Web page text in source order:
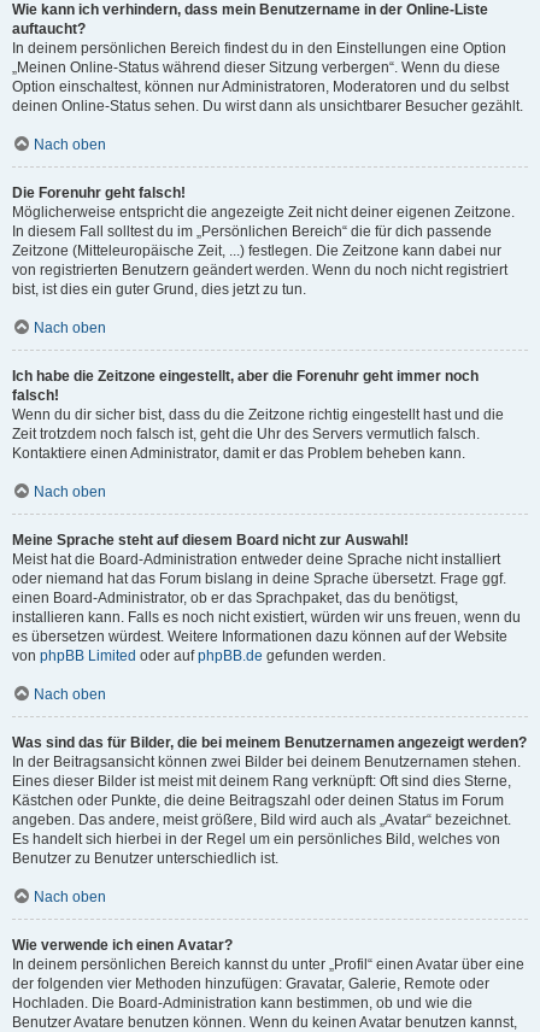
Wie kann ich verhindern, dass mein Benutzername in der Online-Liste
auftaucht?
In deinem persönlichen Bereich findest du in den Einstellungen eine Option
„Meinen Online-Status während dieser Sitzung verbergen“. Wenn du diese
Option einschaltest, können nur Administratoren, Moderatoren und du selbst
deinen Online-Status sehen. Du wirst dann als unsichtbarer Besucher gezählt.
Nach oben
Die Forenuhr geht falsch!
Möglicherweise entspricht die angezeigte Zeit nicht deiner eigenen Zeitzone.
In diesem Fall solltest du im „Persönlichen Bereich“ die für dich passende
Zeitzone (Mitteleuropäische Zeit, ...) festlegen. Die Zeitzone kann dabei nur
von registrierten Benutzern geändert werden. Wenn du noch nicht registriert
bist, ist dies ein guter Grund, dies jetzt zu tun.
Nach oben
Ich habe die Zeitzone eingestellt, aber die Forenuhr geht immer noch
falsch!
Wenn du dir sicher bist, dass du die Zeitzone richtig eingestellt hast und die
Zeit trotzdem noch falsch ist, geht die Uhr des Servers vermutlich falsch.
Kontaktiere einen Administrator, damit er das Problem beheben kann.
Nach oben
Meine Sprache steht auf diesem Board nicht zur Auswahl!
Meist hat die Board-Administration entweder deine Sprache nicht installiert
oder niemand hat das Forum bislang in deine Sprache übersetzt. Frage ggf.
einen Board-Administrator, ob er das Sprachpaket, das du benötigst,
installieren kann. Falls es noch nicht existiert, würden wir uns freuen, wenn du
es übersetzen würdest. Weitere Informationen dazu können auf der Website
von phpBB Limited oder aufphpBB.de gefunden werden.
Nach oben
Was sind das für Bilder, die bei meinem Benutzernamen angezeigt werden?
In der Beitragsansicht können zwei Bilder bei deinem Benutzernamen stehen.
Eines dieser Bilder ist meist mit deinem Rang verknüpft: Oft sind dies Sterne,
Kästchen oder Punkte, die deine Beitragszahl oder deinen Status im Forum
angeben. Das andere, meist größere, Bild wird auch als „Avatar“ bezeichnet.
Es handelt sich hierbei in der Regel um ein persönliches Bild, welches von
Benutzer zu Benutzer unterschiedlich ist.
Nach oben
Wie verwende ich einen Avatar?
In deinem persönlichen Bereich kannst du unter „Profil“ einen Avatar über eine
der folgenden vier Methoden hinzufügen: Gravatar, Galerie, Remote oder
Hochladen. Die Board-Administration kann bestimmen, ob und wie die
Benutzer Avatare benutzen können. Wenn du keinen Avatar benutzen kannst,